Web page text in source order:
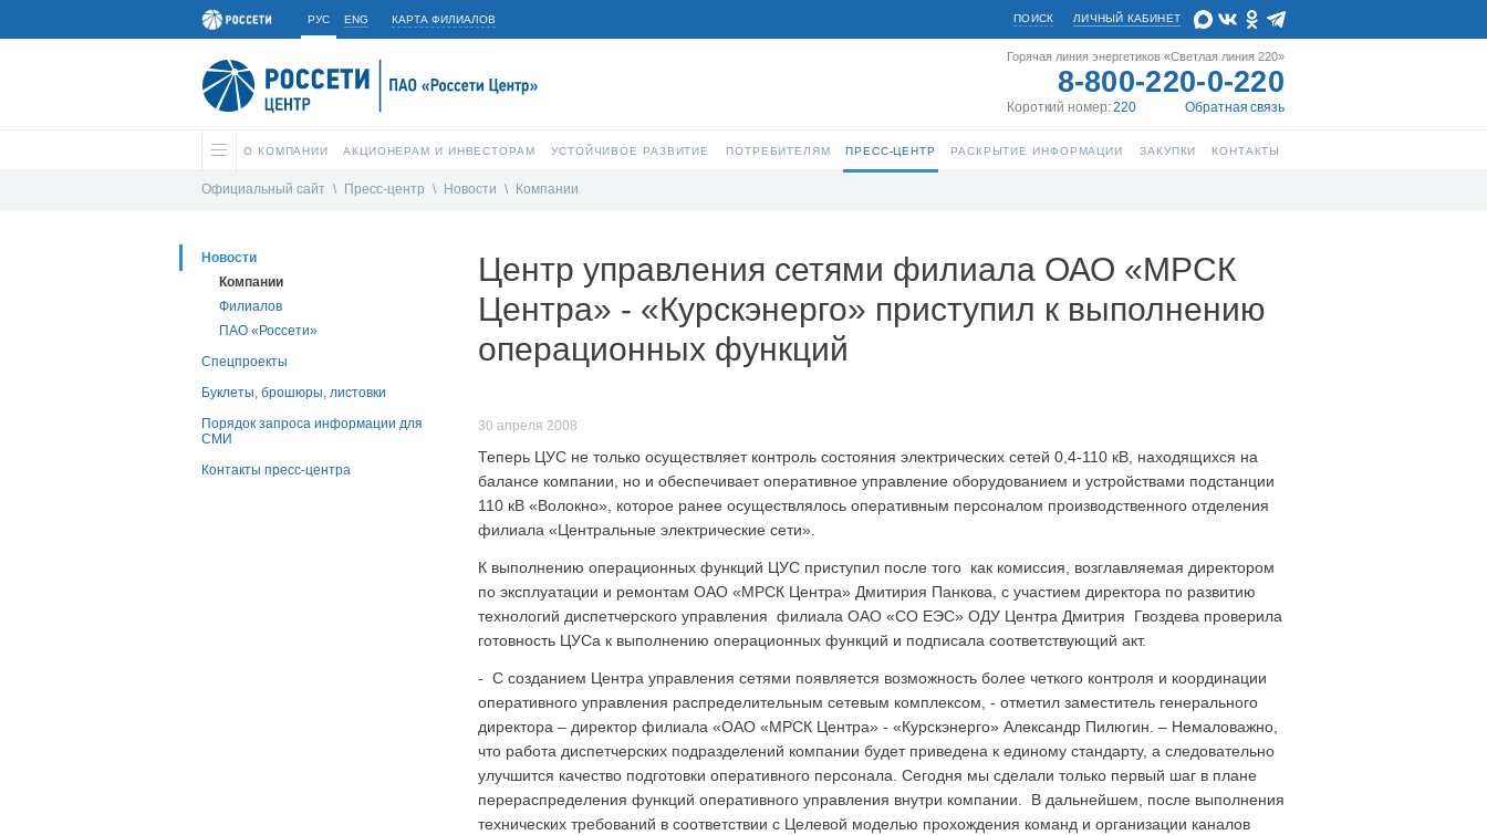
РУС ENG КАРТА ФИЛИАЛОВ ЛИЧНЫЙ КАБИНЕТ
ПОИСК
Горячая линия энергетиков «Светлая линия 220»
8-800-220-0-220
Короткий номер:220 Обратная связь
О КОМПАНИИ АКЦИОНЕРАМ И ИНВЕСТОРАМ УСТОЙЧИВОЕ РАЗВИТИЕ ПОТРЕБИТЕЛЯМ ПРЕСС-ЦЕНТР РАСКРЫТИЕ ИНФОРМАЦИИ ЗАКУПКИ КОНТАКТЫ
Официальный сайт \ Пресс-центр \ Новости \ Компании
Новости
Компании
Филиалов
ПАО «Россети»
Спецпроекты
Буклеты, брошюры, листовки
Порядок запроса информации для
СМИ
Контакты пресс-центра
Центр управления сетями филиала ОАО «МРСК
Центра» - «Курскэнерго» приступил к выполнению
операционных функций
30 апреля 2008
Теперь ЦУС не только осуществляет контроль состояния электрических сетей 0,4-110 кВ, находящихся на
балансе компании, но и обеспечивает оперативное управление оборудованием и устройствами подстанции
110 кВ «Волокно», которое ранее осуществлялось оперативным персоналом производственного отделения
филиала «Центральные электрические сети».
К выполнению операционных функций ЦУС приступил после того как комиссия, возглавляемая директором
по эксплуатации и ремонтам ОАО «МРСК Центра» Дмитирия Панкова, с участием директора по развитию
технологий диспетчерского управления филиала ОАО «СО ЕЭС» ОДУ Центра Дмитрия Гвоздева проверила
готовность ЦУСа к выполнению операционных функций и подписала соответствующий акт.
- С созданием Центра управления сетями появляется возможность более четкого контроля и координации
оперативного управления распределительным сетевым комплексом, - отметил заместитель генерального
директора – директор филиала «ОАО «МРСК Центра» - «Курскэнерго» Александр Пилюгин. – Немаловажно,
что работа диспетчерских подразделений компании будет приведена к единому стандарту, а следовательно
улучшится качество подготовки оперативного персонала. Сегодня мы сделали только первый шаг в плане
перераспределения функций оперативного управления внутри компании. В дальнейшем, после выполнения
технических требований в соответствии с Целевой моделью прохождения команд и организации каналов